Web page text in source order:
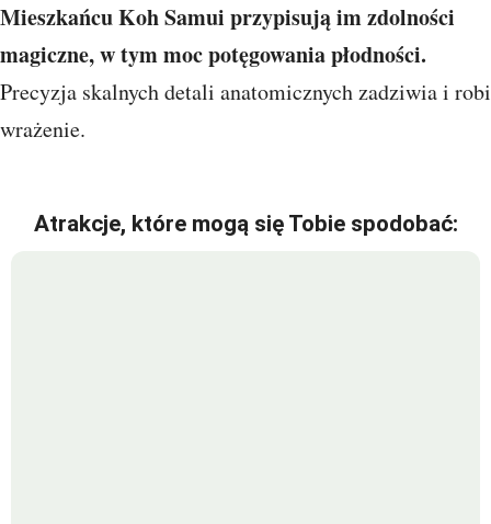
Mieszkańcu Koh Samui przypisują im zdolności
magiczne, w tym moc potęgowania płodności.
Precyzja skalnych detali anatomicznych zadziwia i robi
wrażenie.
Atrakcje, które mogą się Tobie spodobać: